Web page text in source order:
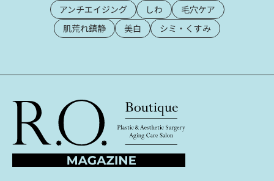
アンチエイジング
しわ
毛穴ケア
肌荒れ鎮静
美白 シミ・くすみ